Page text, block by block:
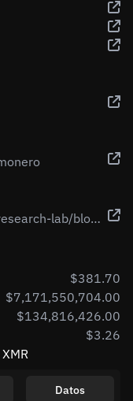
https://github.com/monero-project/research-lab/blob/master/whitepaper/whitepaper.pdf
$381.70
$7,171,550,704.00
$134,816,426.00
$3.26
Datos